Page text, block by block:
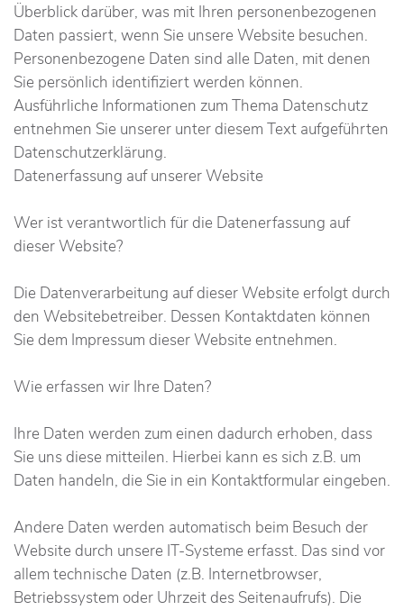
Überblick darüber, was mit Ihren personenbezogenen
Daten passiert, wenn Sie unsere Website besuchen.
Personenbezogene Daten sind alle Daten, mit denen
Sie persönlich identifiziert werden können.
Ausführliche Informationen zum Thema Datenschutz
entnehmen Sie unserer unter diesem Text aufgeführten
Datenschutzerklärung.
Datenerfassung auf unserer Website
Wer ist verantwortlich für die Datenerfassung auf
dieser Website?
Die Datenverarbeitung auf dieser Website erfolgt durch
den Websitebetreiber. Dessen Kontaktdaten können
Sie dem Impressum dieser Website entnehmen.
Wie erfassen wir Ihre Daten?
Ihre Daten werden zum einen dadurch erhoben, dass
Sie uns diese mitteilen. Hierbei kann es sich z.B. um
Daten handeln, die Sie in ein Kontaktformular eingeben.
Andere Daten werden automatisch beim Besuch der
Website durch unsere IT-Systeme erfasst. Das sind vor
allem technische Daten (z.B. Internetbrowser,
Betriebssystem oder Uhrzeit des Seitenaufrufs). Die